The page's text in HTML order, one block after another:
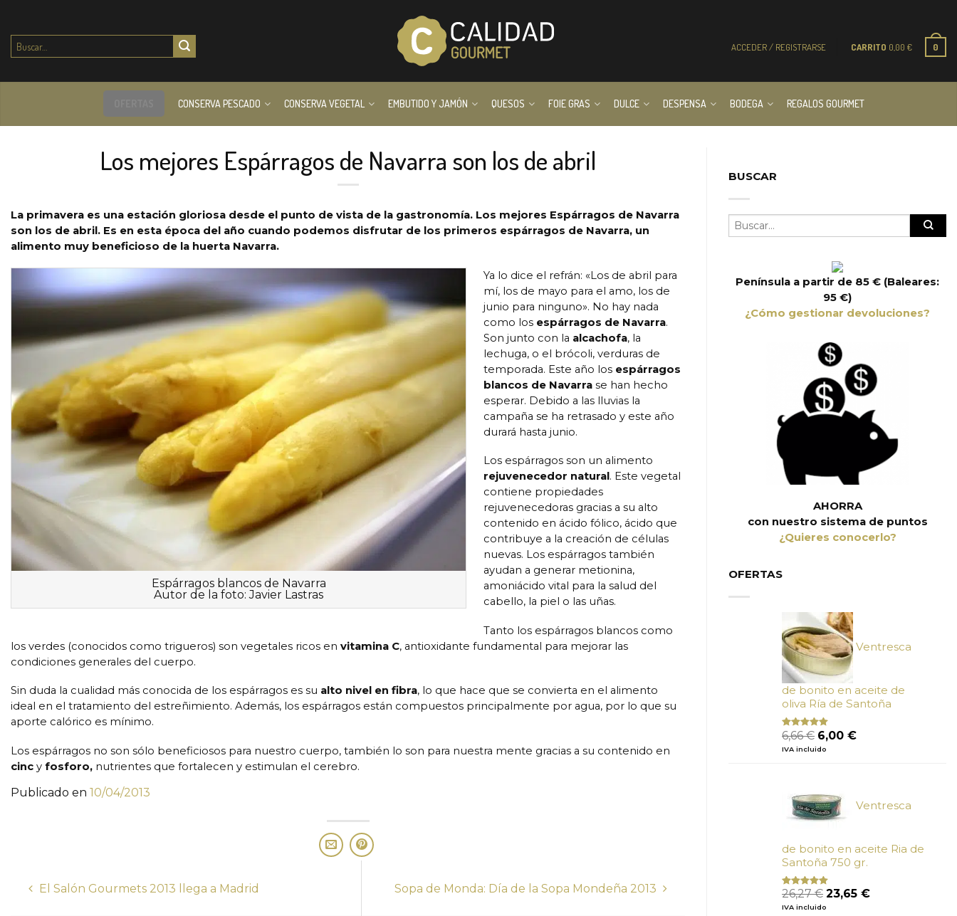
Buscar
por: ACCEDER / REGISTRARSE CARRITO 0,00 € 0
CONSERVA PESCADO CONSERVA VEGETAL EMBUTIDO Y JAMÓN QUESOS FOIE GRAS DULCE DESPENSA BODEGA REGALOS GOURMET
Los mejores Espárragos de Navarra son los de abril
La primavera es una estación gloriosa desde el punto de vista de la gastronomía. Los mejores Espárragos de Navarra
son los de abril. Es en esta época del año cuando podemos disfrutar de los primeros espárragos de Navarra, un
alimento muy beneficioso de la huerta Navarra.
Espárragos blancos de Navarra
Autor de la foto: Javier Lastras
Ya lo dice el refrán: «Los de abril para
mí, los de mayo para el amo, los de
junio para ninguno». No hay nada
como los espárragos de Navarra.
Son junto con la alcachofa, la
lechuga, o el brócoli, verduras de
temporada. Este año los espárragos
blancos de Navarra se han hecho
esperar. Debido a las lluvias la
campaña se ha retrasado y este año
durará hasta junio.
Los espárragos son un alimento
rejuvenecedor natural. Este vegetal
contiene propiedades
rejuvenecedoras gracias a su alto
contenido en ácido fólico, ácido que
contribuye a la creación de células
nuevas. Los espárragos también
ayudan a generar metionina,
amoniácido vital para la salud del
cabello, la piel o las uñas.
Tanto los espárragos blancos como
los verdes (conocidos como trigueros) son vegetales ricos en vitamina C, antioxidante fundamental para mejorar las
condiciones generales del cuerpo.
Sin duda la cualidad más conocida de los espárragos es su alto nivel en fibra, lo que hace que se convierta en el alimento
ideal en el tratamiento del estreñimiento. Además, los espárragos están compuestos principalmente por agua, por lo que su
aporte calórico es mínimo.
Los espárragos no son sólo beneficiosos para nuestro cuerpo, también lo son para nuestra mente gracias a su contenido en
cinc y fosforo, nutrientes que fortalecen y estimulan el cerebro.
Publicado en 10/04/2013
El Salón Gourmets 2013 llega a Madrid Sopa de Monda: Día de la Sopa Mondeña 2013
BUSCAR
Península a partir de 85 € (Baleares:
95 €)
¿Cómo gestionar devoluciones?
AHORRA
con nuestro sistema de puntos
¿Quieres conocerlo?
OFERTAS
Ventresca
de bonito en aceite de
oliva Ría de Santoña
Valorado
con
de 5
6,66€ El
precio
6,00 €El
IVA incluido
Ventresca
de bonito en aceite Ria de
Santoña 750 gr.
Valorado
con
5
26,27€ El
precio
23,65 €El
IVA incluido